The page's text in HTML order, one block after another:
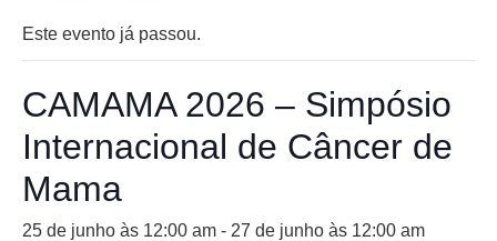
Este evento já passou.
CAMAMA 2026 – Simpósio
Internacional de Câncer de
Mama
25 de junho às 12:00 am - 27 de junho às 12:00 am